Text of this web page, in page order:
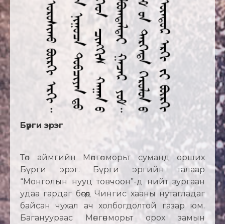
Бүрги эрэг
Төв аймгийн Мөнгөнморьт суманд орших
Бүрги эрэг. Бүрги эргийн талаар
“Монголын нууц товчоон”-д нийт зургаан
удаа гардаг бөгөөд Чингис хааны нутагладаг
байсан чухал ач холбогдолтой газар юм.
Багануураас Мөнгөнморьт орох замын